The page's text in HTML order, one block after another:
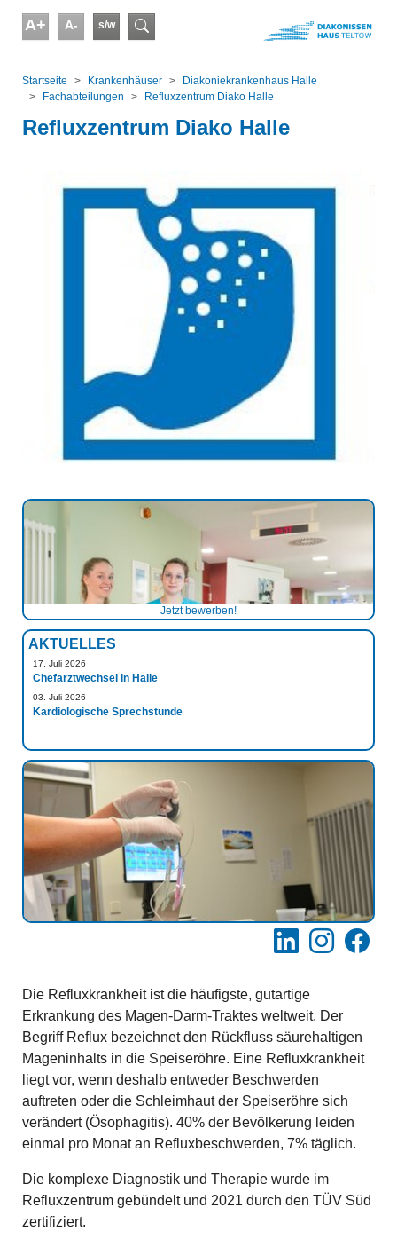
A+ A- s/w Suchformular
Startseite
Kranken­häuser
Diakoniekrankenhaus Halle
Fachabteilungen
Refluxzentrum Diako Halle
Refluxzentrum Diako Halle
Jetzt bewerben!
AKTUELLES
17. Juli 2026
Chefarztwechsel in Halle
03. Juli 2026
Kardiologische Sprechstunde
LinkedInInstagram
Die Refluxkrankheit ist die häufigste, gutartige
Erkrankung des Magen-Darm-Traktes weltweit. Der
Begriff Reflux bezeichnet den Rückfluss säurehaltigen
Mageninhalts in die Speiseröhre. Eine Refluxkrankheit
liegt vor, wenn deshalb entweder Beschwerden
auftreten oder die Schleimhaut der Speiseröhre sich
verändert (Ösophagitis). 40% der Bevölkerung leiden
einmal pro Monat an Refluxbeschwerden, 7% täglich.
Die komplexe Diagnostik und Therapie wurde im
Refluxzentrum gebündelt und 2021 durch den TÜV Süd
zertifiziert.